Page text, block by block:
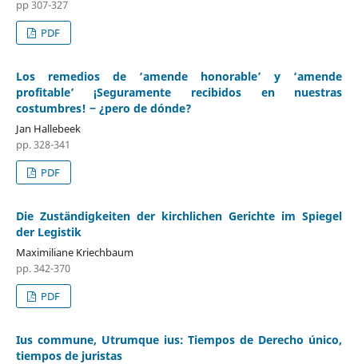
pp 307-327
PDF
Los remedios de ‘amende honorable’ y ‘amende
profitable’ ¡Seguramente recibidos en nuestras
costumbres! ‒ ¿pero de dónde?
Jan Hallebeek
pp. 328-341
PDF
Die Zuständigkeiten der kirchlichen Gerichte im Spiegel
der Legistik
Maximiliane Kriechbaum
pp. 342-370
PDF
Ius commune, Utrumque ius: Tiempos de Derecho único,
tiempos de juristas